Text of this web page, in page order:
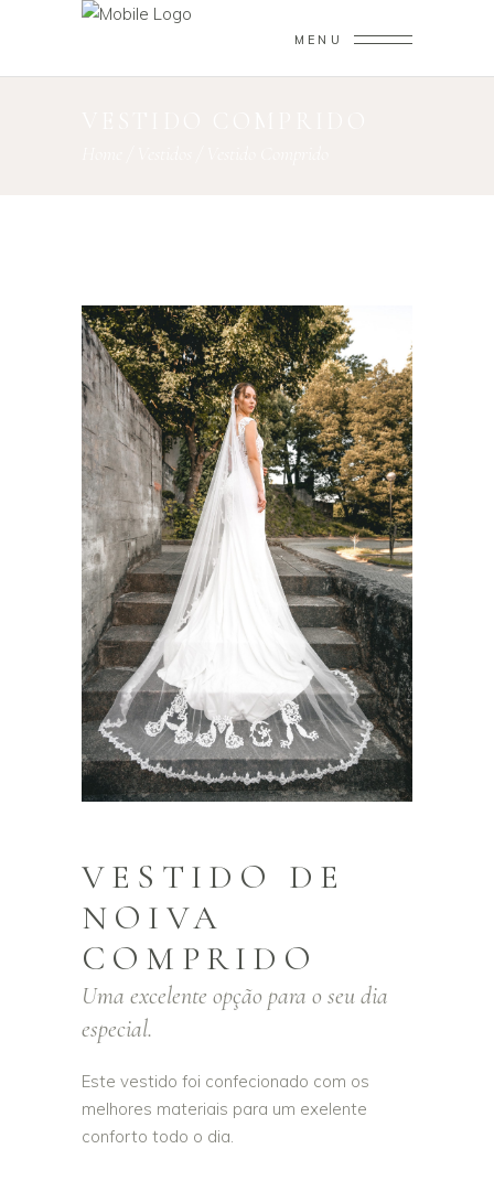
MENU
VESTIDO DE
NOIVA
COMPRIDO
Uma excelente opção para o seu dia
especial.
Este vestido foi confecionado com os
melhores materiais para um exelente
conforto todo o dia.